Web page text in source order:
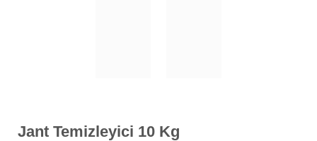
Jant Temizleyici 10 Kg